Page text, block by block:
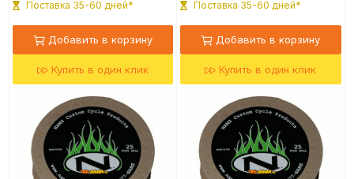
Поставка 35-60 дней*
Добавить в корзину
Купить в один клик
Поставка 35-60 дней*
Добавить в корзину
Купить в один клик